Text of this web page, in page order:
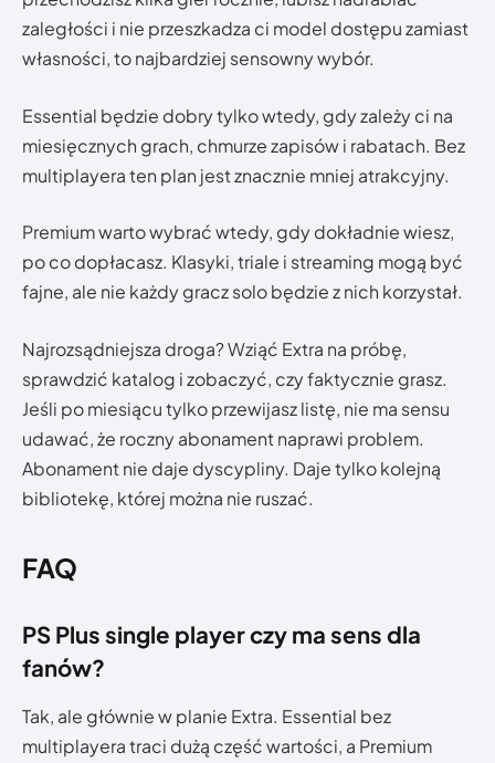
zaległości i nie przeszkadza ci model dostępu zamiast
własności, to najbardziej sensowny wybór.
Essential będzie dobry tylko wtedy, gdy zależy ci na
miesięcznych grach, chmurze zapisów i rabatach. Bez
multiplayera ten plan jest znacznie mniej atrakcyjny.
Premium warto wybrać wtedy, gdy dokładnie wiesz,
po co dopłacasz. Klasyki, triale i streaming mogą być
fajne, ale nie każdy gracz solo będzie z nich korzystał.
Najrozsądniejsza droga? Wziąć Extra na próbę,
sprawdzić katalog i zobaczyć, czy faktycznie grasz.
Jeśli po miesiącu tylko przewijasz listę, nie ma sensu
udawać, że roczny abonament naprawi problem.
Abonament nie daje dyscypliny. Daje tylko kolejną
bibliotekę, której można nie ruszać.
FAQ
PS Plus single player czy ma sens dla
fanów?
Tak, ale głównie w planie Extra. Essential bez
multiplayera traci dużą część wartości, a Premium